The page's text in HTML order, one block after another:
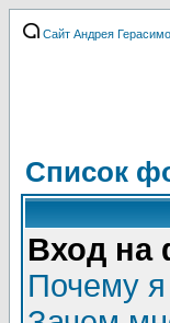
Сайт Андрея
Список
Вход на
Почему я